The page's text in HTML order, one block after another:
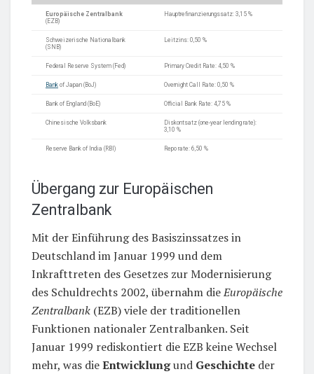
Europäische Zentralbank
(EZB)
Hauptrefinanzierungssatz: 3,15 %
Schweizerische Nationalbank
(SNB)
Leitzins: 0,50 %
Federal Reserve System (Fed) Primary Credit Rate: 4,50 %
Bank of Japan (BoJ) Overnight Call Rate: 0,50 %
Bank of England (BoE) Official Bank Rate: 4,75 %
Chinesische Volksbank
Diskontsatz (one-year lending rate):
3,10 %
Reserve Bank of India (RBI) Repo rate: 6,50 %
Übergang zur Europäischen
Zentralbank
Mit der Einführung des Basiszinssatzes in
Deutschland im Januar 1999 und dem
Inkrafttreten des Gesetzes zur Modernisierung
des Schuldrechts 2002, übernahm dieEuropäische
Zentralbank (EZB) viele der traditionellen
Funktionen nationaler Zentralbanken. Seit
Januar 1999 rediskontiert die EZB keine Wechsel
mehr, was dieEntwicklungund Geschichte der